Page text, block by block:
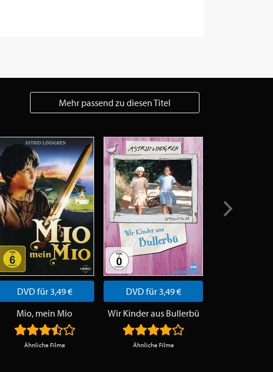
Mehr passend zu diesen Titel
DVD für 3,49 €
Mio, mein Mio
Ähnliche Filme
DVD für 3,49 €
Wir Kinder aus Bullerbü
Ähnliche Filme